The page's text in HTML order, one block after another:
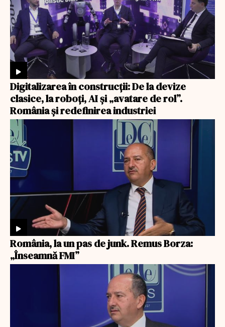
Digitalizarea în construcții: De la devize
clasice, la roboți, AI și „avatare de rol”.
România și redefinirea industriei
România, la un pas de junk. Remus Borza:
„Înseamnă FMI”